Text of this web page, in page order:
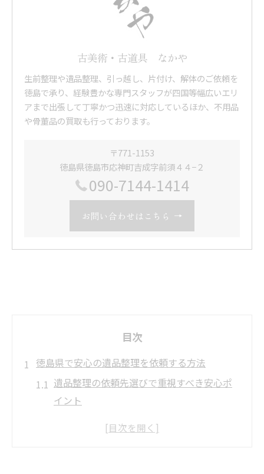
古美術・古道具 なかや
生前整理や遺品整理、引っ越し、片付け、解体のご依頼を
徳島で承り、経験豊かな専門スタッフが四国等幅広いエリ
アまで出張して丁寧かつ迅速に対応しているほか、不用品
や骨董品の買取も行っております。
〒771-1153
徳島県徳島市応神町吉成字前須４４−２
090-7144-1414
お問い合わせはこちら
目次
徳島県で安心の遺品整理を依頼する方法
遺品整理の依頼先選びで重視すべき安心ポ
イント
徳島県で遺品整理を頼む際の流れと基本知